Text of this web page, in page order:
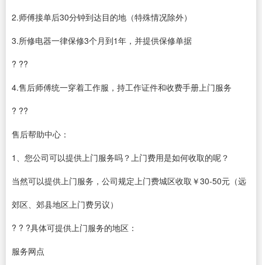
2.师傅接单后30分钟到达目的地（特殊情况除外）
3.所修电器一律保修3个月到1年，并提供保修单据
? ??
4.售后师傅统一穿着工作服，持工作证件和收费手册上门服务
? ??
售后帮助中心：
1、您公司可以提供上门服务吗？上门费用是如何收取的呢？
当然可以提供上门服务，公司规定上门费城区收取￥30-50元（远
郊区、郊县地区上门费另议）
? ? ?具体可提供上门服务的地区：
服务网点